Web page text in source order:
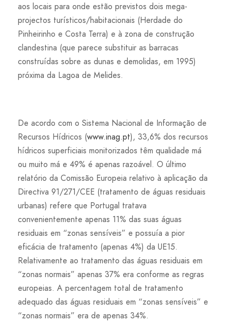
aos locais para onde estão previstos dois mega-
projectos turísticos/habitacionais (Herdade do
Pinheirinho e Costa Terra) e à zona de construção
clandestina (que parece substituir as barracas
construídas sobre as dunas e demolidas, em 1995)
próxima da Lagoa de Melides.
De acordo com o Sistema Nacional de Informação de
Recursos Hídricos (www.inag.pt), 33,6% dos recursos
hídricos superficiais monitorizados têm qualidade má
ou muito má e 49% é apenas razoável. O último
relatório da Comissão Europeia relativo à aplicação da
Directiva 91/271/CEE (tratamento de águas residuais
urbanas) refere que Portugal tratava
convenientemente apenas 11% das suas águas
residuais em “zonas sensíveis” e possuía a pior
eficácia de tratamento (apenas 4%) da UE15.
Relativamente ao tratamento das águas residuais em
“zonas normais” apenas 37% era conforme as regras
europeias. A percentagem total de tratamento
adequado das águas residuais em “zonas sensíveis” e
“zonas normais” era de apenas 34%.